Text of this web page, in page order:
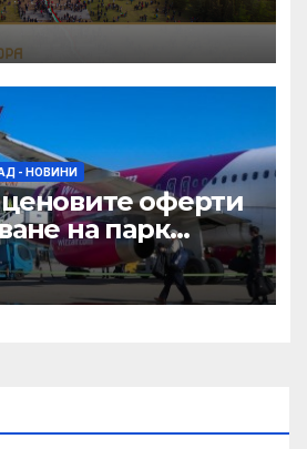
- НОВИНИ
оферти
на парк
и
градина“ в